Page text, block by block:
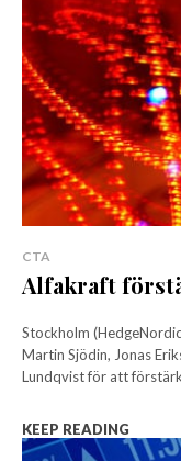
CTA
Alfakraft
Stockholm
Martin Sjödin, Jonas
Lundqvist för att
KEEP READING